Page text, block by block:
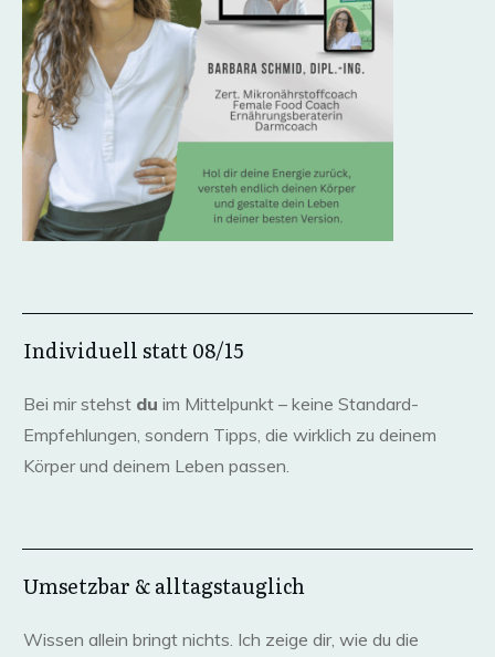
Individuell statt 08/15
Bei mir stehst du im Mittelpunkt – keine Standard-
Empfehlungen, sondern Tipps, die wirklich zu deinem
Körper und deinem Leben passen.
Umsetzbar & alltagstauglich
Wissen allein bringt nichts. Ich zeige dir, wie du die